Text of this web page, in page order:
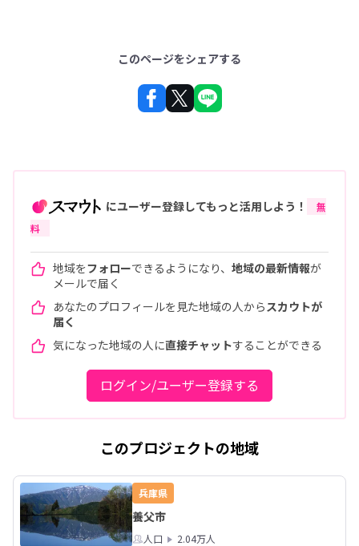
このページをシェアする
にユーザー登録してもっと活用しよう！
無
料
地域をフォローできるようになり、 地域の最新情報が
メールで届く
あなたのプロフィールを見た地域の人から スカウトが
届く
気になった地域の人に直接チャットすることができる
ログイン/ユーザー登録する
このプロジェクトの地域
兵庫県
養父市
人口 2.04万人